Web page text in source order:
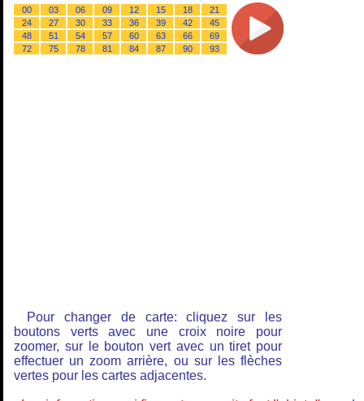
00 03 06 09 12 15 18
21
24
27 30 33 36 39 42
45
48
51 54 57 60 63 66
69
72
75 78 81 84 87 90 93
Pour changer de carte: cliquez sur les
boutons verts avec une croix noire pour
zoomer, sur le bouton vert avec un tiret pour
effectuer un zoom arrière, ou sur les flèches
vertes pour les cartes adjacentes.